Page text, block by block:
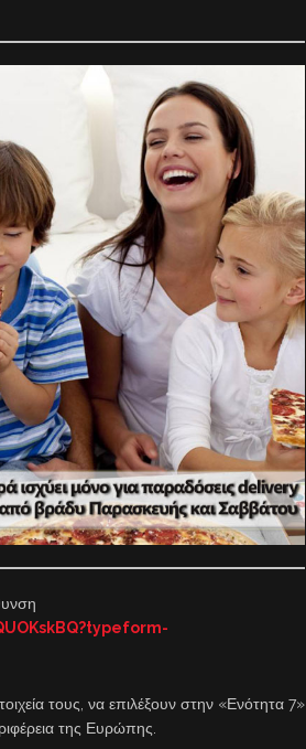
τους, να επιλέξουν στην «Ενότητα 7»
της Ευρώπης.